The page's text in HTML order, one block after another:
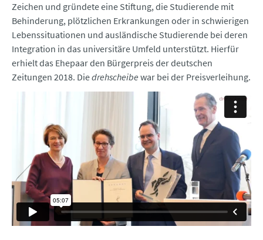
Zeichen und gründete eine Stiftung, die Studierende mit
Behinderung, plötzlichen Erkrankungen oder in schwierigen
Lebenssituationen und ausländische Studierende bei deren
Integration in das universitäre Umfeld unterstützt. Hierfür
erhielt das Ehepaar den Bürgerpreis der deutschen
Zeitungen 2018. Diedrehscheibe war bei der Preisverleihung.